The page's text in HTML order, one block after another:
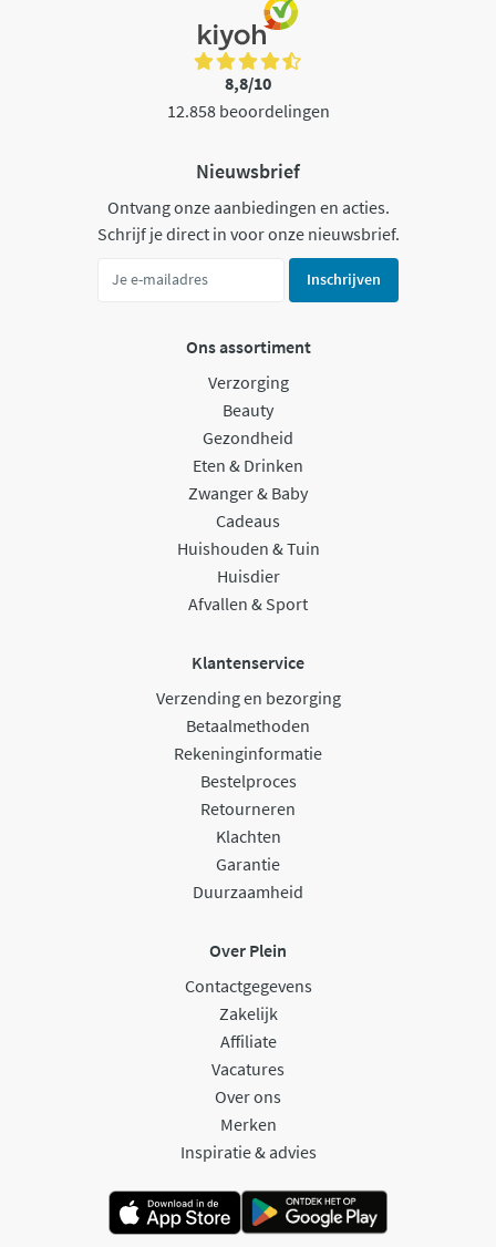
8,8/10
12.858 beoordelingen
Nieuwsbrief
Ontvang onze aanbiedingen en acties.
Schrijf je direct in voor onze nieuwsbrief.
Inschrijven
Ons assortiment
Verzorging
Beauty
Gezondheid
Eten & Drinken
Zwanger & Baby
Cadeaus
Huishouden & Tuin
Huisdier
Afvallen & Sport
Klantenservice
Verzending en bezorging
Betaalmethoden
Rekeninginformatie
Bestelproces
Retourneren
Klachten
Garantie
Duurzaamheid
Over Plein
Contactgegevens
Zakelijk
Affiliate
Vacatures
Over ons
Merken
Inspiratie & advies